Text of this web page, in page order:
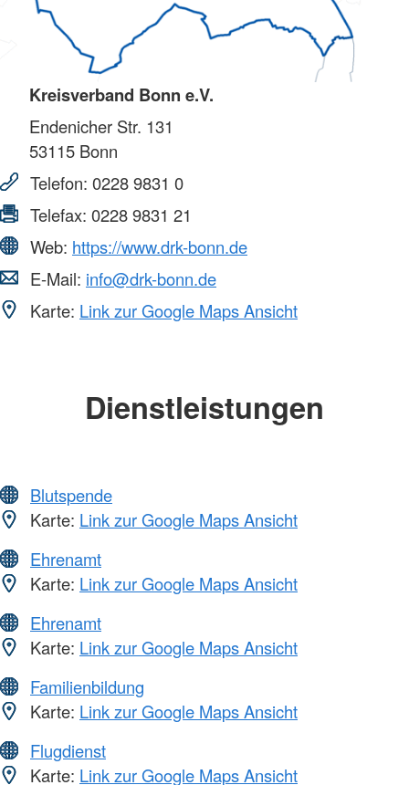
Kreisverband Bonn e.V.
Endenicher Str. 131
53115 Bonn
Telefon: 0228 9831 0
Telefax: 0228 9831 21
Web: https://www.drk-bonn.de
E-Mail: info@drk-bonn.de
Karte: Link zur Google Maps Ansicht
Dienstleistungen
Blutspende
Karte: Link zur Google Maps Ansicht
Ehrenamt
Karte: Link zur Google Maps Ansicht
Ehrenamt
Karte: Link zur Google Maps Ansicht
Familienbildung
Karte: Link zur Google Maps Ansicht
Flugdienst
Karte: Link zur Google Maps Ansicht